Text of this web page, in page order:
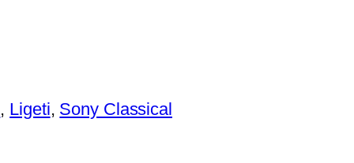
, Ligeti, Sony Classical